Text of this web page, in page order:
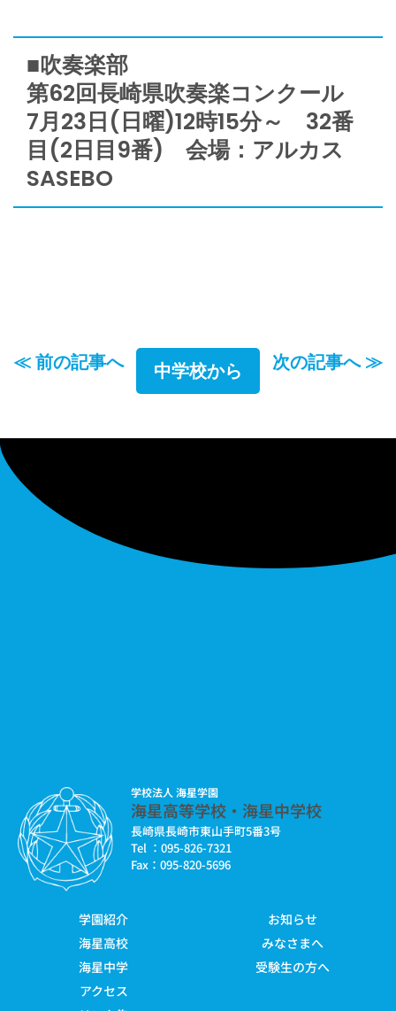
■吹奏楽部
第62回長崎県吹奏楽コンクール
7月23日(日曜)12時15分～ 32番
目(2日目9番) 会場：アルカス
SASEBO
≪ 前の記事へ 中学校から 次の記事へ ≫
学校法人 海星学園
海星高等学校・海星中学校
長崎県長崎市東山手町5番3号
Tel ：095-826-7321
Fax：095-820-5696
学園紹介
海星高校
海星中学
アクセス
お知らせ
みなさまへ
受験生の方へ